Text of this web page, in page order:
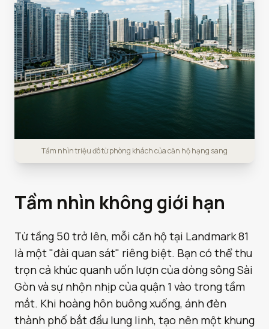
Tầm nhìn triệu đô từ phòng khách của căn hộ hạng sang
Tầm nhìn không giới hạn
Từ tầng 50 trở lên, mỗi căn hộ tại Landmark 81
là một "đài quan sát" riêng biệt. Bạn có thể thu
trọn cả khúc quanh uốn lượn của dòng sông Sài
Gòn và sự nhộn nhịp của quận 1 vào trong tầm
mắt. Khi hoàng hôn buông xuống, ánh đèn
thành phố bắt đầu lung linh, tạo nên một khung